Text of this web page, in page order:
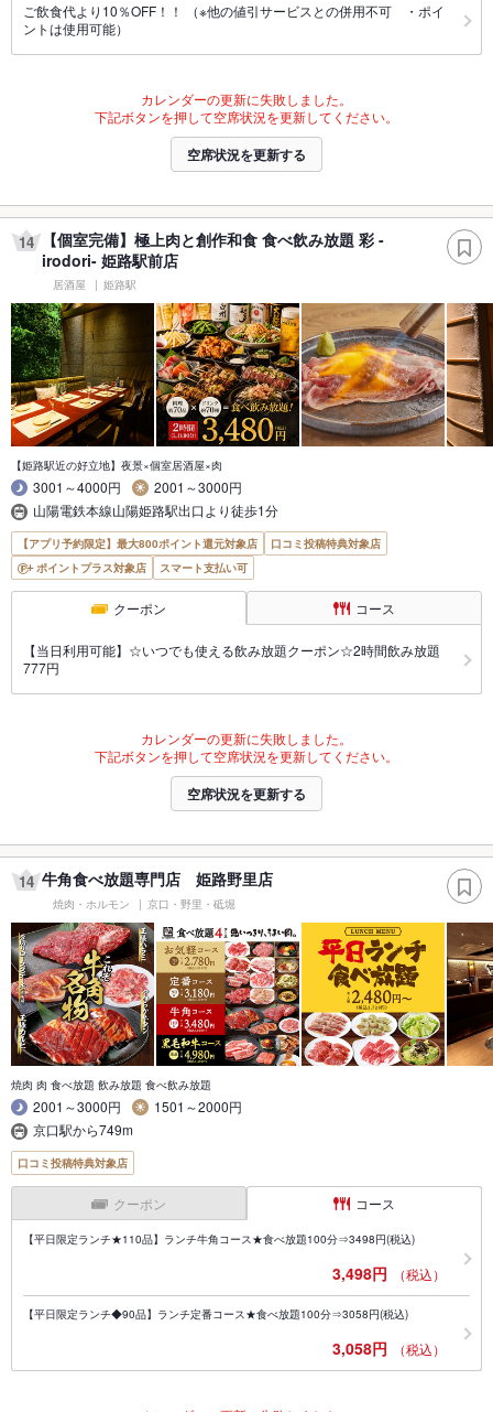
ご飲食代より10％OFF！！ （※他の値引サービスとの併用不可 ・ポイ
ントは使用可能）
カレンダーの更新に失敗しました。
下記ボタンを押して空席状況を更新してください。
空席状況を更新する
14
【個室完備】極上肉と創作和食 食べ飲み放題 彩 -
irodori- 姫路駅前店
居酒屋 姫路駅
【姫路駅近の好立地】夜景×個室居酒屋×肉
3001～4000円
2001～3000円
山陽電鉄本線山陽姫路駅出口より徒歩1分
【アプリ予約限定】最大800ポイント還元対象店
口コミ投稿特典対象店
ポイントプラス対象店
スマート支払い可
クーポン コース
【当日利用可能】☆いつでも使える飲み放題クーポン☆2時間飲み放題
777円
カレンダーの更新に失敗しました。
下記ボタンを押して空席状況を更新してください。
空席状況を更新する
14 牛角食べ放題専門店 姫路野里店
焼肉・ホルモン 京口・野里・砥堀
焼肉 肉 食べ放題 飲み放題 食べ飲み放題
2001～3000円
1501～2000円
京口駅から749m
口コミ投稿特典対象店
クーポン コース
【平日限定ランチ★110品】ランチ牛角コース★食べ放題100分⇒3498円(税込)
3,498円 （税込）
【平日限定ランチ◆90品】ランチ定番コース★食べ放題100分⇒3058円(税込)
3,058円 （税込）